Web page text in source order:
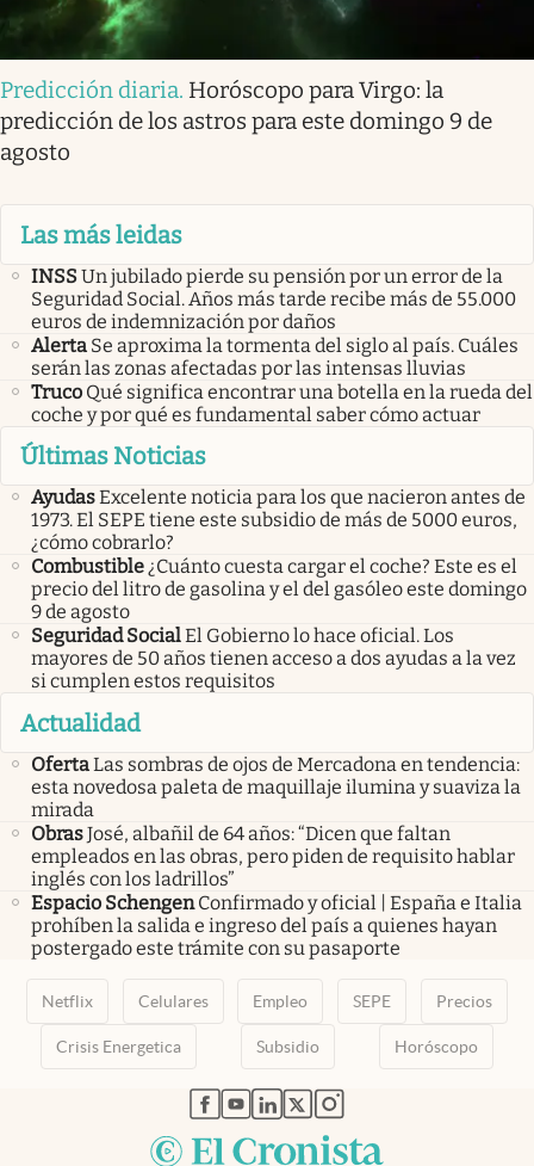
Predicción diaria. Horóscopo para Virgo: la
predicción de los astros para este domingo 9 de
agosto
Las más leidas
INSSUn jubilado pierde su pensión por un error de la
Seguridad Social. Años más tarde recibe más de 55.000
euros de indemnización por daños
Alerta Se aproxima la tormenta del siglo al país. Cuáles
serán las zonas afectadas por las intensas lluvias
Truco Qué significa encontrar una botella en la rueda del
coche y por qué es fundamental saber cómo actuar
Últimas Noticias
AyudasExcelente noticia para los que nacieron antes de
1973. El SEPE tiene este subsidio de más de 5000 euros,
¿cómo cobrarlo?
Combustible¿Cuánto cuesta cargar el coche? Este es el
precio del litro de gasolina y el del gasóleo este domingo
9 de agosto
Seguridad SocialEl Gobierno lo hace oficial. Los
mayores de 50 años tienen acceso a dos ayudas a la vez
si cumplen estos requisitos
Actualidad
OfertaLas sombras de ojos de Mercadona en tendencia:
esta novedosa paleta de maquillaje ilumina y suaviza la
mirada
ObrasJosé, albañil de 64 años: “Dicen que faltan
empleados en las obras, pero piden de requisito hablar
inglés con los ladrillos”
Espacio Schengen Confirmado y oficial | España e Italia
prohíben la salida e ingreso del país a quienes hayan
postergado este trámite con su pasaporte
Netflix Celulares Empleo SEPE Precios
Crisis Energetica Subsidio Horóscopo
abre en nueva pestaña
abre en nueva pestaña
abre en nueva pestaña
abre en nueva pestaña
abre en nueva pestaña